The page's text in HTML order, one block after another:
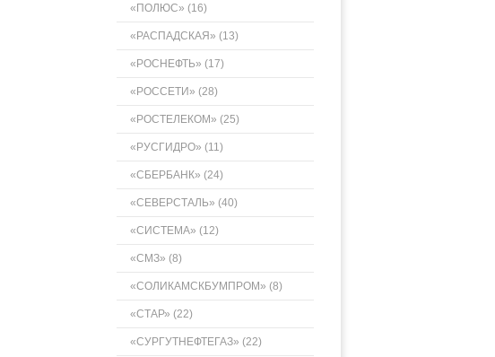
«ПОЛЮС» (16)
«РАСПАДСКАЯ» (13)
«РОСНЕФТЬ» (17)
«РОССЕТИ» (28)
«РОСТЕЛЕКОМ» (25)
«РУСГИДРО» (11)
«СБЕРБАНК» (24)
«СЕВЕРСТАЛЬ» (40)
«СИСТЕМА» (12)
«СМЗ» (8)
«СОЛИКАМСКБУМПРОМ» (8)
«СТАР» (22)
«СУРГУТНЕФТЕГАЗ» (22)